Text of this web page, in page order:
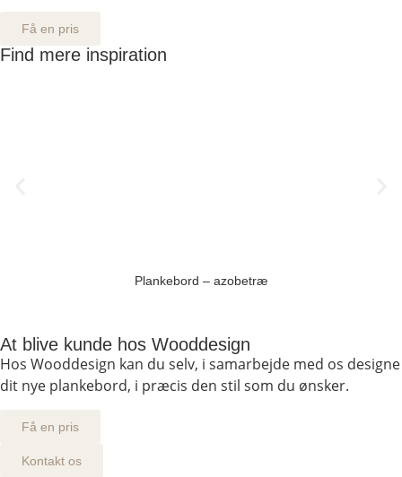
Få en pris
Find mere inspiration
Plankebord – azobetræ
At blive kunde hos Wooddesign
Hos Wooddesign kan du selv, i samarbejde med os designe
dit nye plankebord, i præcis den stil som du ønsker.
Få en pris
Kontakt os